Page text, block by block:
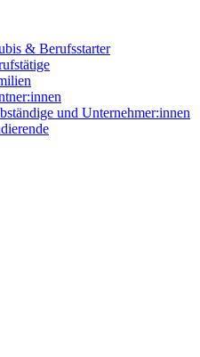
& Berufsstarter
und Unternehmer:innen